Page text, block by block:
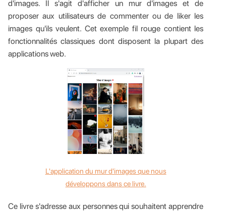
d'images. Il s'agit d'afficher un mur d'images et de
proposer aux utilisateurs de commenter ou de liker les
images qu'ils veulent. Cet exemple fil rouge contient les
fonctionnalités classiques dont disposent la plupart des
applications web.
L'application du mur d'images que nous
développons dans ce livre.
Ce livre s'adresse aux personnes qui souhaitent apprendre